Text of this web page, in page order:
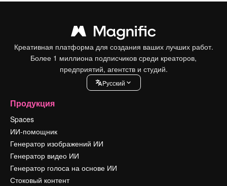
Креативная платформа для создания ваших лучших работ.
Более 1 миллиона подписчиков среди креаторов,
предприятий, агентств и студий.
Pусский
Продукция
Spaces
ИИ-помощник
Генератор изображений ИИ
Генератор видео ИИ
Генератор голоса на основе ИИ
Стоковый контент